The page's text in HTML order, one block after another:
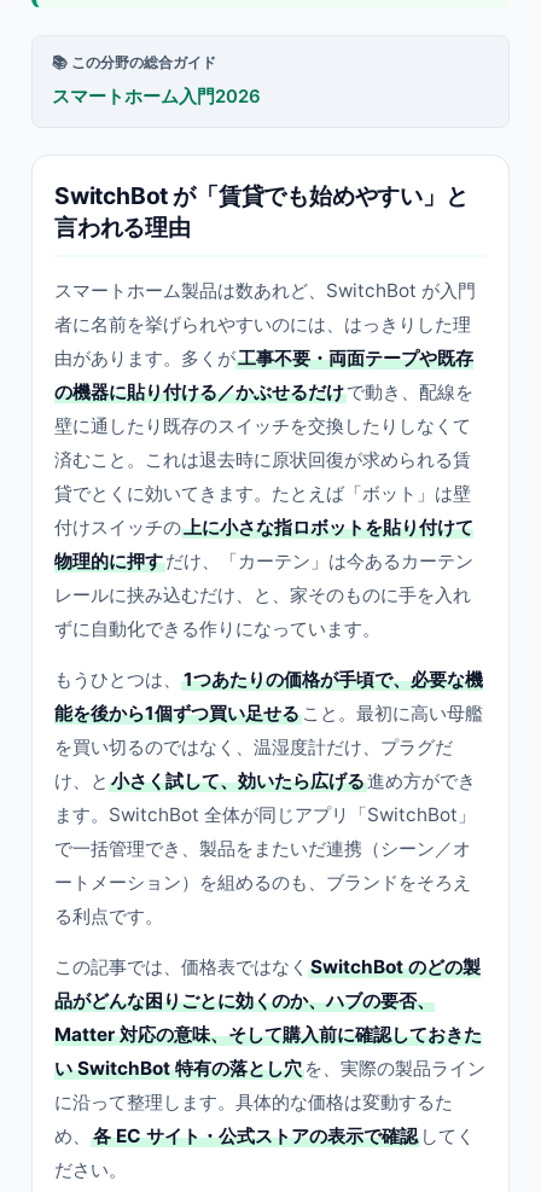
📚 この分野の総合ガイド
スマートホーム入門2026
SwitchBot が「賃貸でも始めやすい」と
言われる理由
スマートホーム製品は数あれど、SwitchBot が入門
者に名前を挙げられやすいのには、はっきりした理
由があります。多くが工事不要・両面テープや既存
の機器に貼り付ける／かぶせるだけで動き、配線を
壁に通したり既存のスイッチを交換したりしなくて
済むこと。これは退去時に原状回復が求められる賃
貸でとくに効いてきます。たとえば「ボット」は壁
付けスイッチの上に小さな指ロボットを貼り付けて
物理的に押すだけ、「カーテン」は今あるカーテン
レールに挟み込むだけ、と、家そのものに手を入れ
ずに自動化できる作りになっています。
もうひとつは、
1つあたりの価格が手頃で、必要な機
能を後から1個ずつ買い足せる こと。最初に高い母艦
を買い切るのではなく、温湿度計だけ、プラグだ
け、と 小さく試して、効いたら広げる進め方ができ
ます。SwitchBot 全体が同じアプリ「SwitchBot」
で一括管理でき、製品をまたいだ連携（シーン／オ
ートメーション）を組めるのも、ブランドをそろえ
る利点です。
この記事では、価格表ではなく SwitchBot のどの製
品がどんな困りごとに効くのか、ハブの要否、
Matter 対応の意味、そして購入前に確認しておきた
い SwitchBot 特有の落とし穴 を、実際の製品ライン
に沿って整理します。具体的な価格は変動するた
め、
各 EC サイト・公式ストアの表示で確認 してく
ださい。